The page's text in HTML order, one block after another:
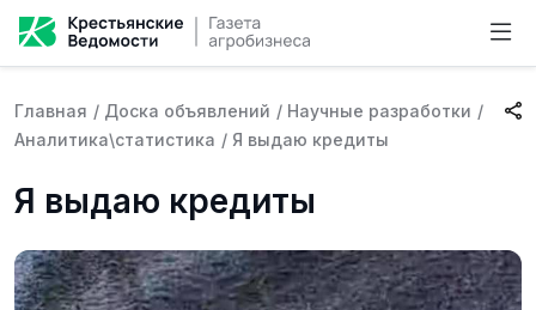
Главная / Доска объявлений / Научные разработки /
Аналитика\статистика / Я выдаю кредиты
Я выдаю кредиты